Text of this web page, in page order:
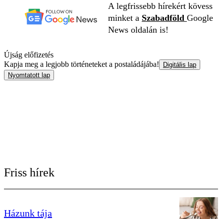
A legfrissebb hírekért kövess
minket a Szabadföld Google
News oldalán is!
Újság előfizetés
Kapja meg a legjobb történeteket a postaládájába!
Digitális lap
Nyomtatott lap
Friss hírek
Házunk tája